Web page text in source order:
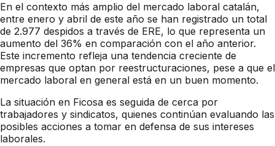
En el contexto más amplio del mercado laboral catalán,
entre enero y abril de este año se han registrado un total
de 2.977 despidos a través de ERE, lo que representa un
aumento del 36% en comparación con el año anterior.
Este incremento refleja una tendencia creciente de
empresas que optan por reestructuraciones, pese a que el
mercado laboral en general está en un buen momento.
La situación en Ficosa es seguida de cerca por
trabajadores y sindicatos, quienes continúan evaluando las
posibles acciones a tomar en defensa de sus intereses
laborales.